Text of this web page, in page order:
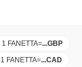
1 FANETTA=...GBP
1 FANETTA=...CAD